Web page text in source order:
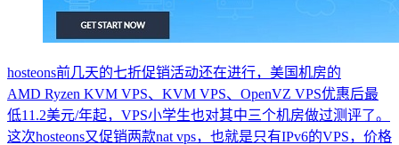
hosteons前几天的七折促销活动还在进行，美国机房的
AMD Ryzen KVM VPS、KVM VPS、OpenVZ VPS优惠后最
低11.2美元/年起，VPS小学生也对其中三个机房做过测评了。
这次hosteons又促销两款nat vps，也就是只有IPv6的VPS，价格